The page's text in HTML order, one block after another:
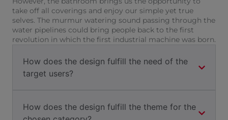
take off all coverings and enjoy our simple yet true
selves. The murmur watering sound passing through the
water pipelines could bring people back to the first
revolution in which the first industrial machine was born.
How does the design fulfill the need of the
target users?
How does the design fulfill the theme for the